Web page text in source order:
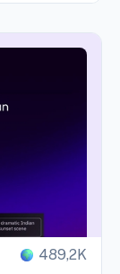
489,2K